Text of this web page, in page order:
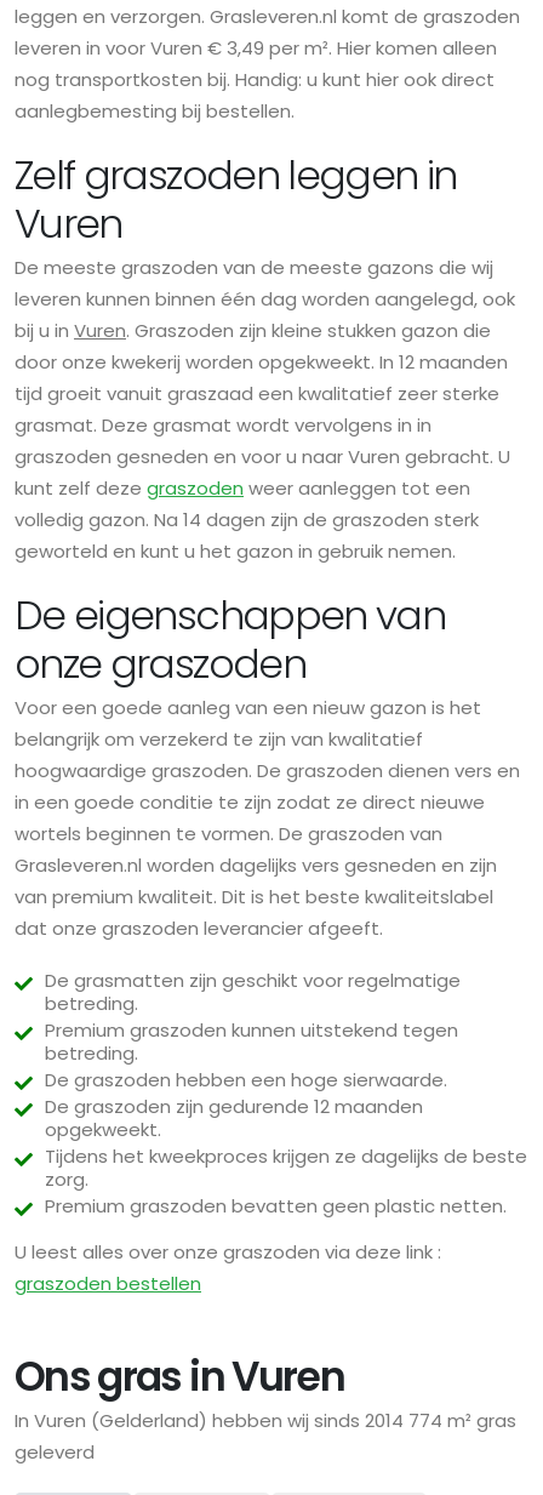
leggen en verzorgen. Grasleveren.nl komt de graszoden
leveren in voor Vuren € 3,49 per m². Hier komen alleen
nog transportkosten bij. Handig: u kunt hier ook direct
aanlegbemesting bij bestellen.
Zelf graszoden leggen in
Vuren
De meeste graszoden van de meeste gazons die wij
leveren kunnen binnen één dag worden aangelegd, ook
bij u in Vuren. Graszoden zijn kleine stukken gazon die
door onze kwekerij worden opgekweekt. In 12 maanden
tijd groeit vanuit graszaad een kwalitatief zeer sterke
grasmat. Deze grasmat wordt vervolgens in in
graszoden gesneden en voor u naar Vuren gebracht. U
kunt zelf deze graszoden weer aanleggen tot een
volledig gazon. Na 14 dagen zijn de graszoden sterk
geworteld en kunt u het gazon in gebruik nemen.
De eigenschappen van
onze graszoden
Voor een goede aanleg van een nieuw gazon is het
belangrijk om verzekerd te zijn van kwalitatief
hoogwaardige graszoden. De graszoden dienen vers en
in een goede conditie te zijn zodat ze direct nieuwe
wortels beginnen te vormen. De graszoden van
Grasleveren.nl worden dagelijks vers gesneden en zijn
van premium kwaliteit. Dit is het beste kwaliteitslabel
dat onze graszoden leverancier afgeeft.
De grasmatten zijn geschikt voor regelmatige
betreding.
Premium graszoden kunnen uitstekend tegen
betreding.
De graszoden hebben een hoge sierwaarde.
De graszoden zijn gedurende 12 maanden
opgekweekt.
Tijdens het kweekproces krijgen ze dagelijks de beste
zorg.
Premium graszoden bevatten geen plastic netten.
U leest alles over onze graszoden via deze link :
graszoden bestellen
Ons gras in Vuren
In Vuren (Gelderland) hebben wij sinds 2014 774 m² gras
geleverd